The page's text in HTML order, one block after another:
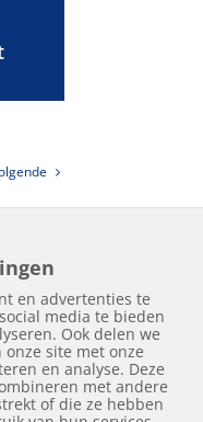
Adverteren
en advertenties te
media te bieden
Ook delen we
site met onze
en analyse. Deze
met andere
of die ze hebben